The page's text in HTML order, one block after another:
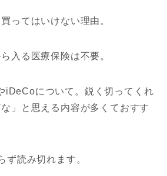
ってはいけない理由。
入る医療保険は不要。
iDeCoについて。鋭く切ってくれ
」と思える内容が多くておすす
ず読み切れます。